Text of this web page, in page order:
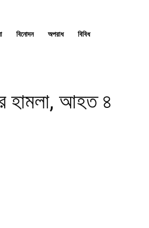
বিনোদন অপরাধ বিবিধ
হামলা, আহত ৪